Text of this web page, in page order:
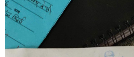
बिशेष
भिडियो
पत्रपत्रिका